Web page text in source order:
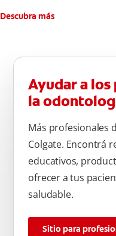
Descubra más
Ayudar a
la
Más profesionales
Colgate. Encontrá
educativos,
ofrecer a tus
saludable.
Sitio para